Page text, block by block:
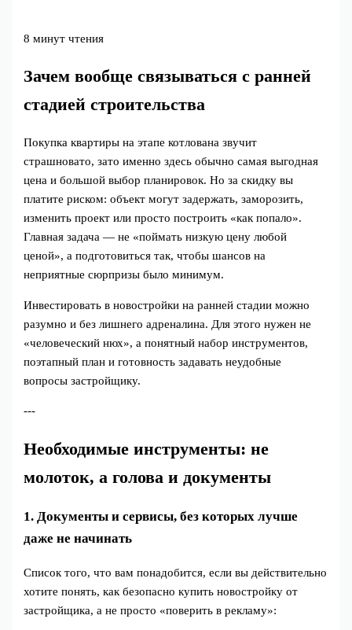
8 минут чтения
Зачем вообще связываться с ранней
стадией строительства
Покупка квартиры на этапе котлована звучит
страшновато, зато именно здесь обычно самая выгодная
цена и большой выбор планировок. Но за скидку вы
платите риском: объект могут задержать, заморозить,
изменить проект или просто построить «как попало».
Главная задача — не «поймать низкую цену любой
ценой», а подготовиться так, чтобы шансов на
неприятные сюрпризы было минимум.
Инвестировать в новостройки на ранней стадии можно
разумно и без лишнего адреналина. Для этого нужен не
«человеческий нюх», а понятный набор инструментов,
поэтапный план и готовность задавать неудобные
вопросы застройщику.
---
Необходимые инструменты: не
молоток, а голова и документы
1. Документы и сервисы, без которых лучше
даже не начинать
Список того, что вам понадобится, если вы действительно
хотите понять, как безопасно купить новостройку от
застройщика, а не просто «поверить в рекламу»: